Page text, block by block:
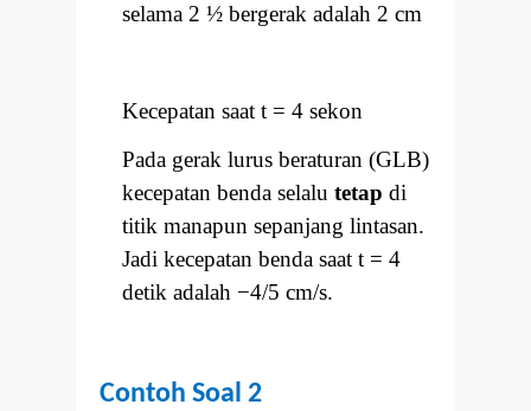
selama 2 ½ bergerak adalah 2 cm
Kecepatan saat t = 4 sekon
Pada gerak lurus beraturan (GLB)
kecepatan benda selalu tetap di
titik manapun sepanjang lintasan.
Jadi kecepatan benda saat t = 4
detik adalah −4/5 cm/s.
Contoh Soal 2